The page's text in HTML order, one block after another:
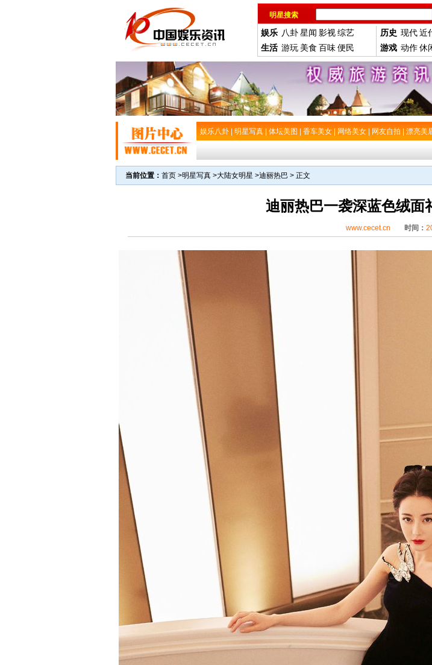
明星搜索
娱乐 八卦星闻 影视综艺
生活 游玩 美食 百味便民
历史 现代近
游戏 动作休
娱乐八卦 明星写真 体坛美图 香车美女 网络美女 网友自拍 漂亮美
当前位置： 首页 >明星写真 >大陆女明星 >迪丽热巴 > 正文
迪丽热巴一袭深蓝色绒面
www.cecet.cn 时间：